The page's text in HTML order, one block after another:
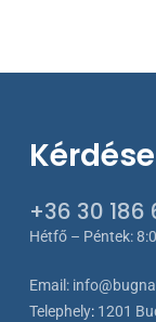
+36 30 186
Hétfő – Péntek:
Email:
Telephely: 1201